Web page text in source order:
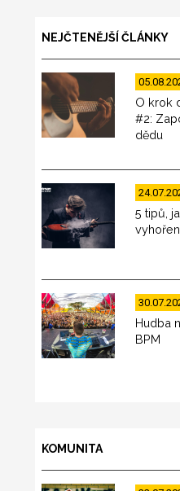
NEJČTENĚJŠÍ ČLÁNKY
O krok
#2:
dědu
5 tipů,
Hudba
BPM
KOMUNITA